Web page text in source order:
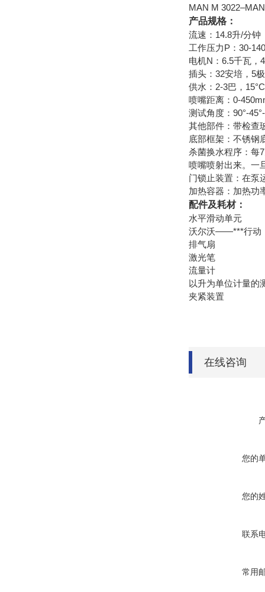
MAN M
产品规格：
流速：14.8升/分钟
工作压力P：30-
电机N：6.5千瓦，
插头：32安培，5极
供水：2-3巴，15°C
喷嘴距离：0-
测试角度：90°-
其他部件：带检查
底部框架：不锈钢
杀菌换水程序：每
喷嘴喷射出来。一
门锁止装置：在泵
加热容器：加热功
配件及耗材：
水平滑动单元
沃尔沃——***行动
排气扇
激光笔
流量计
以升为单位计量的
夹紧装置
在线咨询
您的
您的
联系
常用